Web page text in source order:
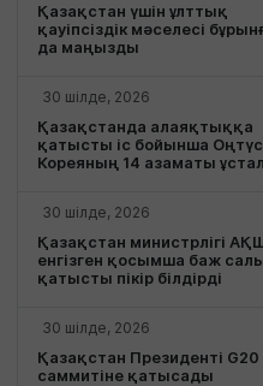
Қазақстан үшін ұлттық
қауіпсіздік мәселесі
да маңызды
30 шілде, 2026
Қазақстанда алаяқтыққа
қатысты іс бойынша
Кореяның 14 азаматы
30 шілде, 2026
Қазақстан министрлігі
енгізген қосымша баж
қатысты пікір білдірді
30 шілде, 2026
Қазақстан Президенті G20
саммитіне қатысады